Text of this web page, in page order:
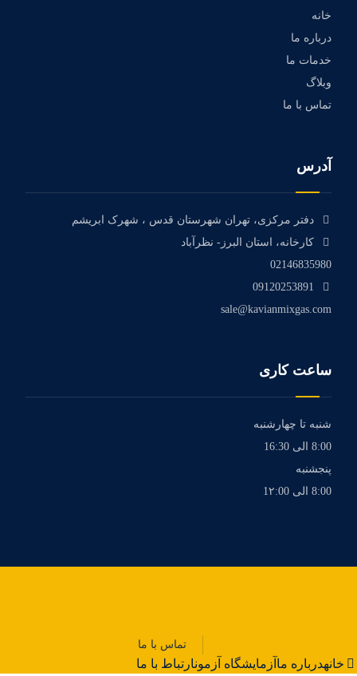
خانه
درباره ما
خدمات ما
وبلاگ
تماس با ما
آدرس
دفتر مرکزی، تهران شهرستان قدس ، شهرک ابریشم
کارخانه، استان البرز- نظرآباد
02146835980
09120253891
sale@kavianmixgas.com
ساعت کاری
شنبه تا چهارشنبه
8:00 الی 16:30
پنجشنبه
8:00 الی 1۲:00
تماس با ما
خانهدرباره ما آزمایشگاه آزمونارتباط با ما